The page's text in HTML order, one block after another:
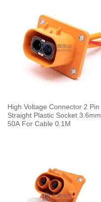
High Voltage Connector 2 Pin
Straight Plastic Socket 3.6mm
50A For Cable 0.1M